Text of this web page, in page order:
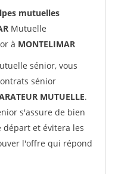
mutuelles
Mutuelle
à MONTELIMAR
sénior, vous
sénior
MUTUELLE.
s'assure de bien
départ et évitera les
l'offre qui répond